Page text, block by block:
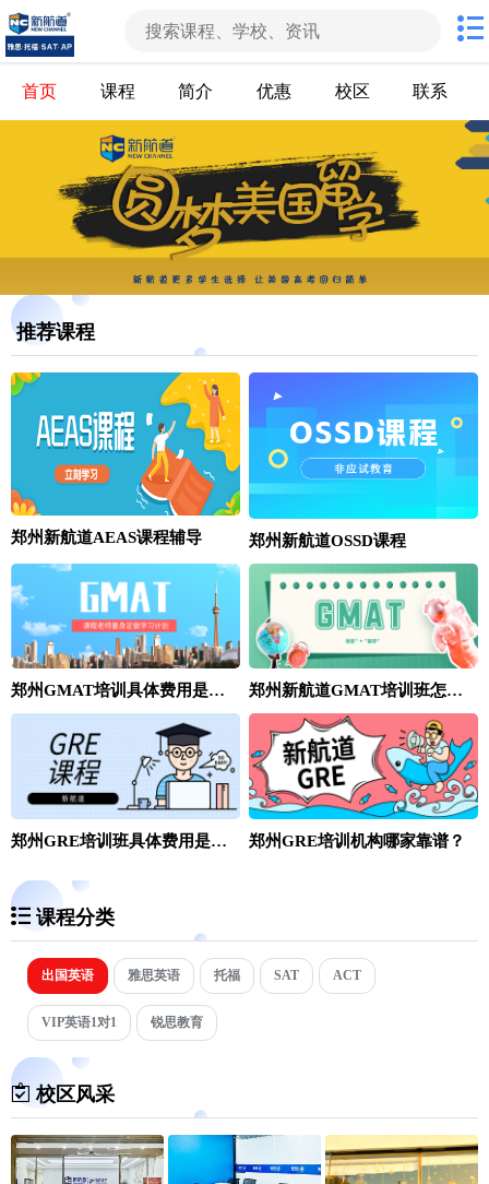
首页 课程 简介 优惠 校区 联系
推荐课程
郑州新航道AEAS课程辅导 郑州新航道OSSD课程
郑州GMAT培训具体费用是多少？ 郑州新航道GMAT培训班怎么样
郑州GRE培训班具体费用是多少？ 郑州GRE培训机构哪家靠谱？
课程分类
出国英语 雅思英语 托福 SAT ACT
VIP英语1对1 锐思教育
校区风采